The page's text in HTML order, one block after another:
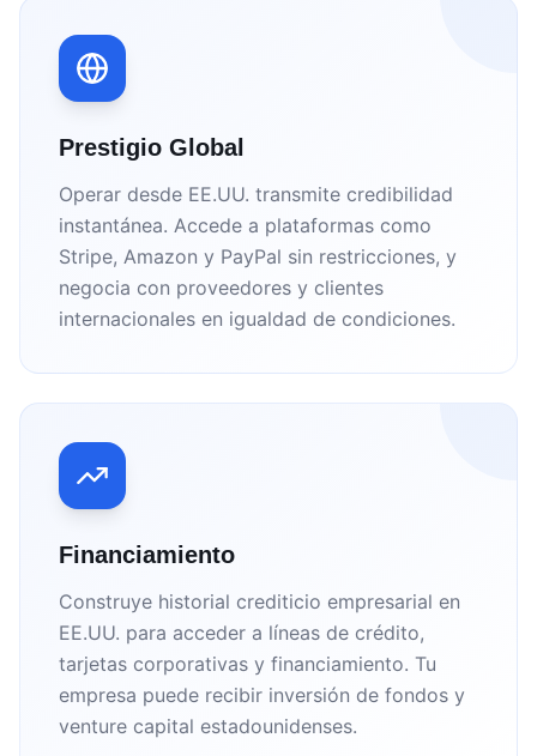
Prestigio Global
Operar desde EE.UU. transmite credibilidad
instantánea. Accede a plataformas como
Stripe, Amazon y PayPal sin restricciones, y
negocia con proveedores y clientes
internacionales en igualdad de condiciones.
Financiamiento
Construye historial crediticio empresarial en
EE.UU. para acceder a líneas de crédito,
tarjetas corporativas y financiamiento. Tu
empresa puede recibir inversión de fondos y
venture capital estadounidenses.